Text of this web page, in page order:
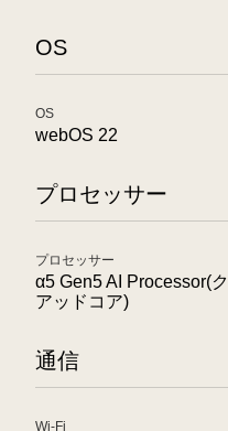
OS
OS
webOS 22
プロセッサー
プロセッサー
α5 Gen5 AI Processor(ク
アッドコア)
通信
Wi-Fi